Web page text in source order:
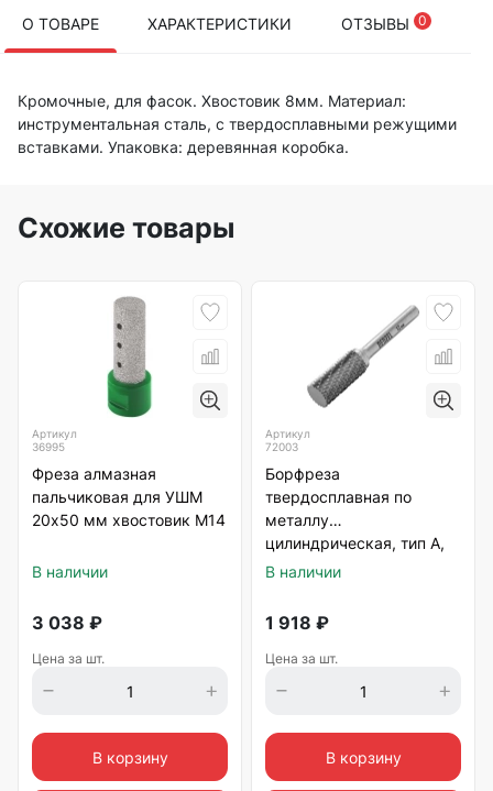
О ТОВАРЕ ХАРАКТЕРИСТИКИ ОТЗЫВЫ 0
Кромочные, для фасок. Хвостовик 8мм. Материал:
инструментальная сталь, с твердосплавными режущими
вставками. Упаковка: деревянная коробка.
Схожие товары
Артикул
36995
Фреза алмазная
пальчиковая для УШМ
20х50 мм хвостовик М14
В наличии
3 038 ₽
Цена за шт.
В корзину
Артикул
72003
Борфреза
твердосплавная по
металлу
цилиндрическая, тип А,
12 мм. Denzel
В наличии
1 918 ₽
Цена за шт.
В корзину